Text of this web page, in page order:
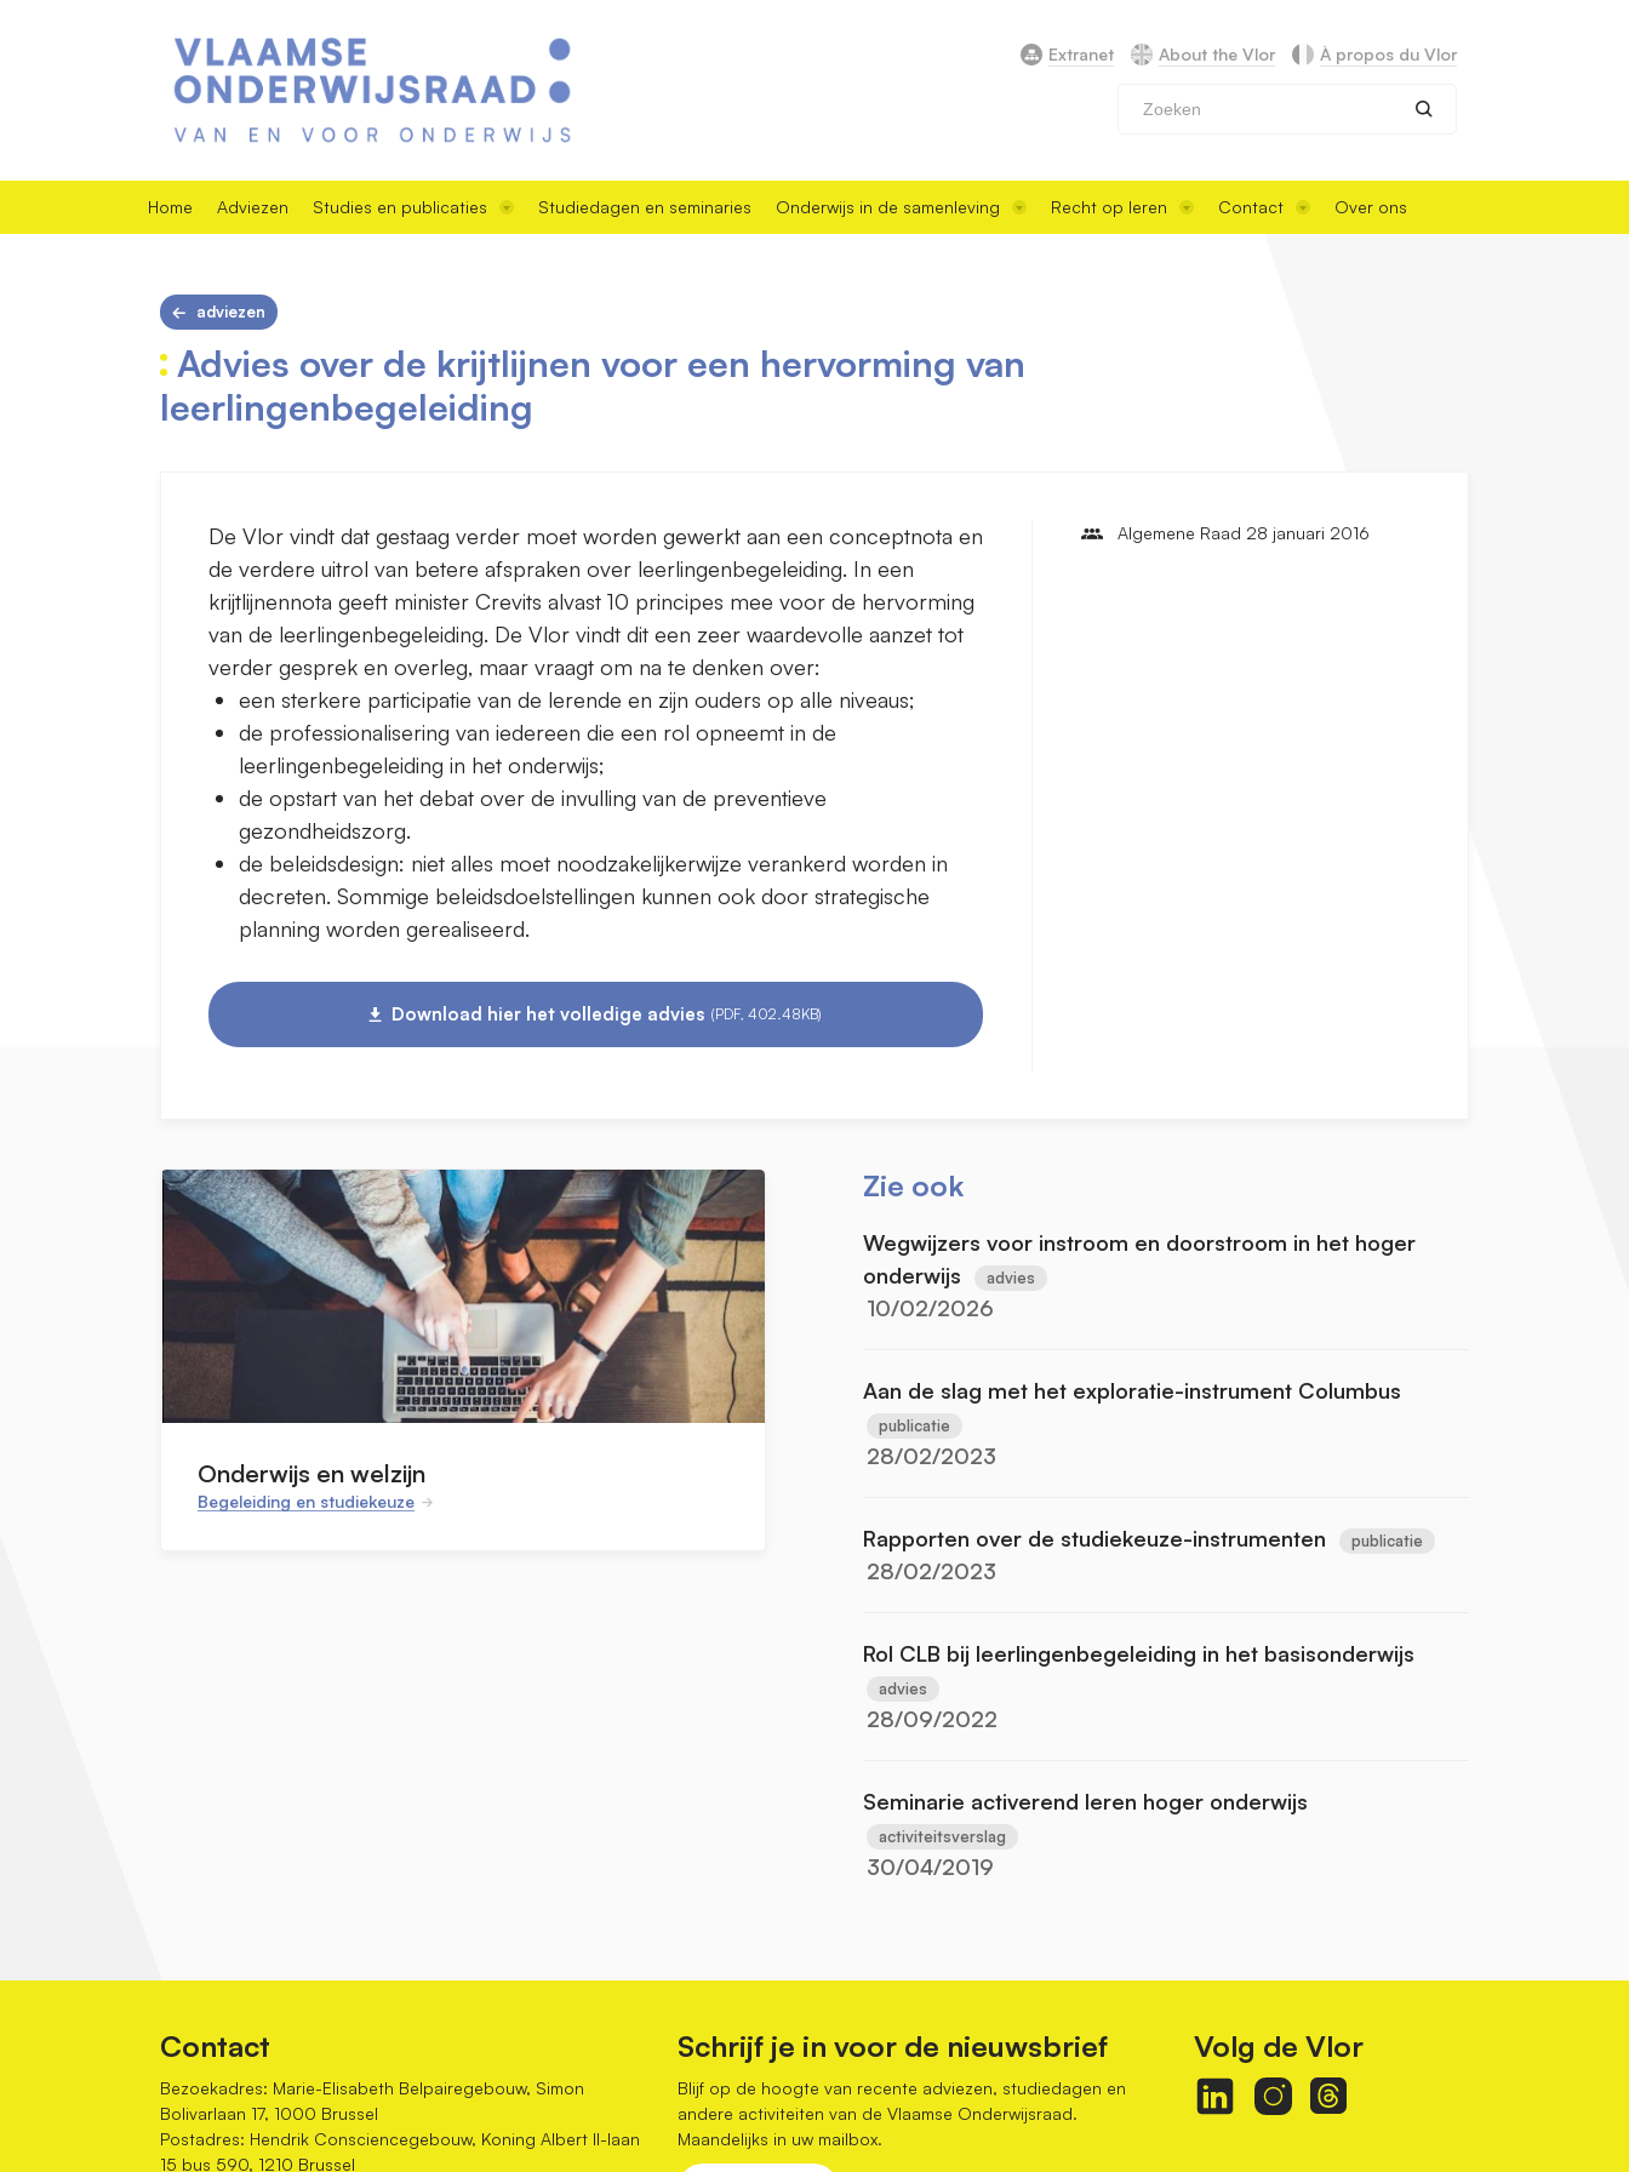
Extranet About the Vlor À propos du Vlor
Home Adviezen Studies en publicaties Studiedagen en seminaries Onderwijs in de samenleving Recht op leren Contact Over ons
adviezen
Advies over de krijtlijnen voor een hervorming van
leerlingenbegeleiding
De Vlor vindt dat gestaag verder moet worden gewerkt aan een conceptnota en
de verdere uitrol van betere afspraken over leerlingenbegeleiding. In een
krijtlijnennota geeft minister Crevits alvast 10 principes mee voor de hervorming
van de leerlingenbegeleiding. De Vlor vindt dit een zeer waardevolle aanzet tot
verder gesprek en overleg, maar vraagt om na te denken over:
een sterkere participatie van de lerende en zijn ouders op alle niveaus;
de professionalisering van iedereen die een rol opneemt in de
leerlingenbegeleiding in het onderwijs;
de opstart van het debat over de invulling van de preventieve
gezondheidszorg.
de beleidsdesign: niet alles moet noodzakelijkerwijze verankerd worden in
decreten. Sommige beleidsdoelstellingen kunnen ook door strategische
planning worden gerealiseerd.
Download hier het volledige advies (PDF, 402.48KB)
Algemene Raad 28 januari 2016
Onderwijs en welzijn
Begeleiding en studiekeuze
Zie ook
Wegwijzers voor instroom en doorstroom in het hoger
onderwijs
advies
10/02/2026
Aan de slag met het exploratie-instrument Columbus
publicatie
28/02/2023
Rapporten over de studiekeuze-instrumenten publicatie
28/02/2023
Rol CLB bij leerlingenbegeleiding in het basisonderwijs
advies
28/09/2022
Seminarie activerend leren hoger onderwijs
activiteitsverslag
30/04/2019
Contact
Bezoekadres: Marie-Elisabeth Belpairegebouw, Simon
Bolivarlaan 17, 1000 Brussel
Postadres: Hendrik Consciencegebouw, Koning Albert II-laan
15 bus 590, 1210 Brussel
Schrijf je in voor de nieuwsbrief
Blijf op de hoogte van recente adviezen, studiedagen en
andere activiteiten van de Vlaamse Onderwijsraad.
Maandelijks in uw mailbox.
Volg de Vlor